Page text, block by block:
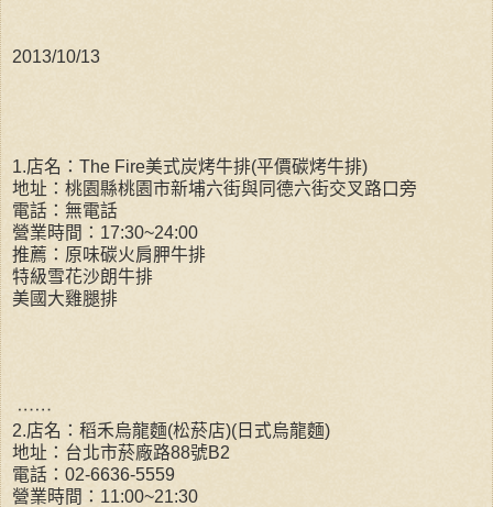
2013/10/13
1.店名：The Fire美式炭烤牛排(平價碳烤牛排)
地址：桃園縣桃園市新埔六街與同德六街交叉路口旁
電話：無電話
營業時間：17:30~24:00
推薦：原味碳火肩胛牛排
特級雪花沙朗牛排
美國大雞腿排
⋯⋯
2.店名：稻禾烏龍麵(松菸店)(日式烏龍麵)
地址：台北市菸廠路88號B2
電話：02-6636-5559
營業時間：11:00~21:30